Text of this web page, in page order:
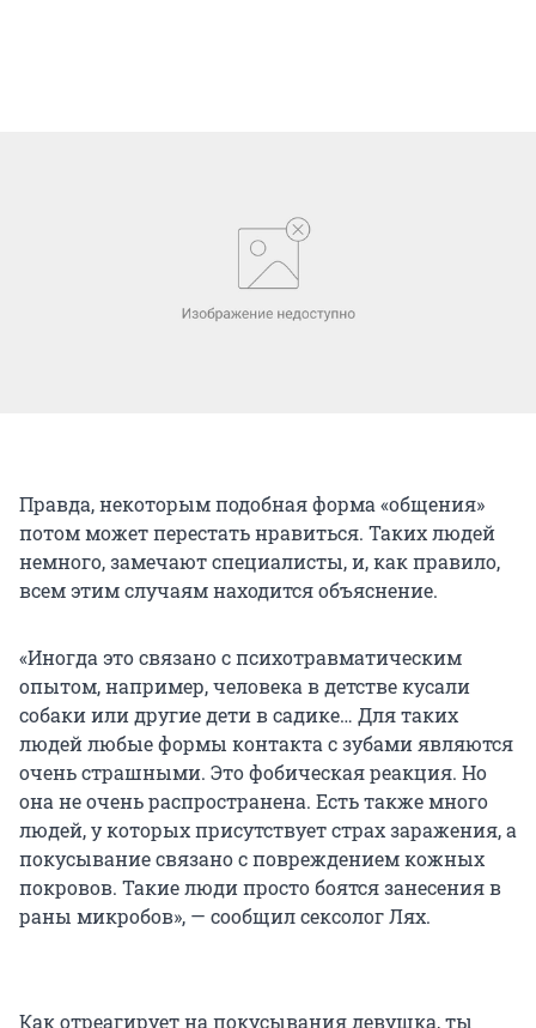
Правда, некоторым подобная форма «общения»
потом может перестать нравиться. Таких людей
немного, замечают специалисты, и, как правило,
всем этим случаям находится объяснение.
«Иногда это связано с психотравматическим
опытом, например, человека в детстве кусали
собаки или другие дети в садике… Для таких
людей любые формы контакта с зубами являются
очень страшными. Это фобическая реакция. Но
она не очень распространена. Есть также много
людей, у которых присутствует страх заражения, а
покусывание связано с повреждением кожных
покровов. Такие люди просто боятся занесения в
раны микробов», — сообщил сексолог Лях.
Как отреагирует на покусывания девушка, ты